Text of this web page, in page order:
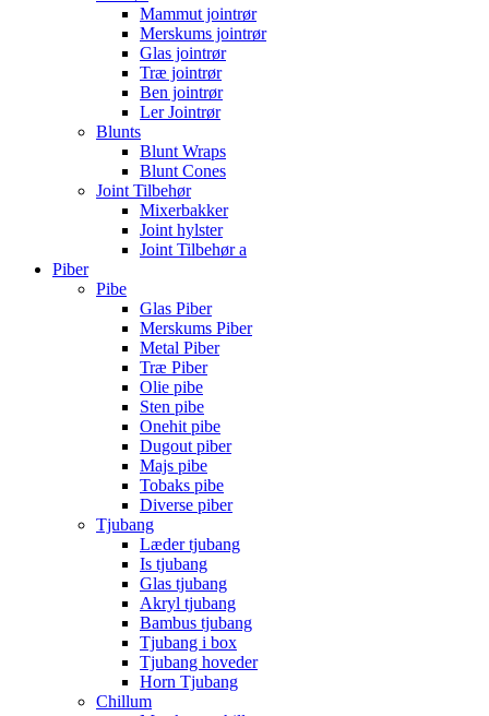
Mammut jointrør
Merskums jointrør
Glas jointrør
Træ jointrør
Ben jointrør
Ler Jointrør
Blunts
Blunt Wraps
Blunt Cones
Joint Tilbehør
Mixerbakker
Joint hylster
Joint Tilbehør a
Piber
Pibe
Glas Piber
Merskums Piber
Metal Piber
Træ Piber
Olie pibe
Sten pibe
Onehit pibe
Dugout piber
Majs pibe
Tobaks pibe
Diverse piber
Tjubang
Læder tjubang
Is tjubang
Glas tjubang
Akryl tjubang
Bambus tjubang
Tjubang i box
Tjubang hoveder
Horn Tjubang
Chillum